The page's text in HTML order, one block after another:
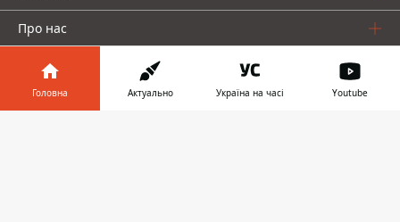
Про нас
Головна Актуально Україна на часі Youtube